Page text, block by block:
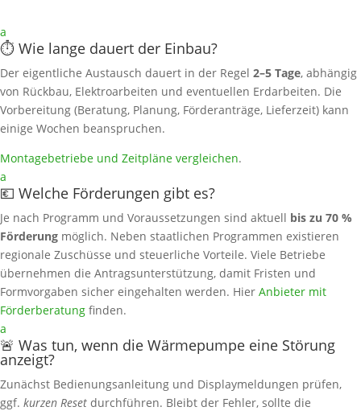
a
⏱️ Wie lange dauert der Einbau?
Der eigentliche Austausch dauert in der Regel 2–5 Tage, abhängig
von Rückbau, Elektroarbeiten und eventuellen Erdarbeiten. Die
Vorbereitung (Beratung, Planung, Förderanträge, Lieferzeit) kann
einige Wochen beanspruchen.
Montagebetriebe und Zeitpläne vergleichen.
a
💶 Welche Förderungen gibt es?
Je nach Programm und Voraussetzungen sind aktuell bis zu 70 %
Förderung möglich. Neben staatlichen Programmen existieren
regionale Zuschüsse und steuerliche Vorteile. Viele Betriebe
übernehmen die Antragsunterstützung, damit Fristen und
Formvorgaben sicher eingehalten werden. Hier Anbieter mit
Förderberatung finden.
a
🚨 Was tun, wenn die Wärmepumpe eine Störung
anzeigt?
Zunächst Bedienungsanleitung und Displaymeldungen prüfen,
ggf. kurzen Reset durchführen. Bleibt der Fehler, sollte die